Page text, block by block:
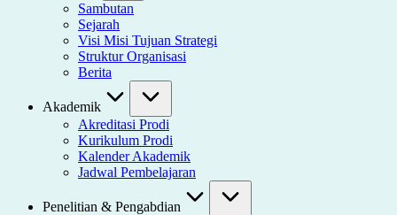
Sambutan
Sejarah
Visi Misi Tujuan Strategi
Struktur Organisasi
Berita
Akademik
Akreditasi Prodi
Kurikulum Prodi
Kalender Akademik
Jadwal Pembelajaran
Penelitian & Pengabdian